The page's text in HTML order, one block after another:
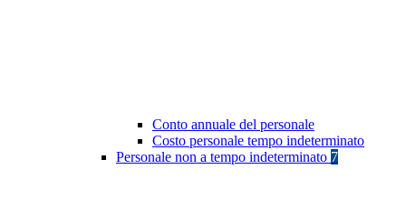
Conto annuale del personale
Costo personale tempo indeterminato
Personale non a tempo indeterminato 7